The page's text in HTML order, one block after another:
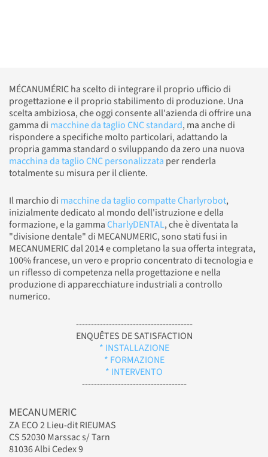
MÉCANUMÉRIC ha scelto di integrare il proprio ufficio di
progettazione e il proprio stabilimento di produzione. Una
scelta ambiziosa, che oggi consente all'azienda di offrire una
gamma di macchine da taglio CNC standard, ma anche di
rispondere a specifiche molto particolari, adattando la
propria gamma standard o sviluppando da zero una nuova
macchina da taglio CNC personalizzata per renderla
totalmente su misura per il cliente.
Il marchio di macchine da taglio compatte Charlyrobot,
inizialmente dedicato al mondo dell'istruzione e della
formazione, e la gammaCharlyDENTAL, che è diventata la
"divisione dentale" di MECANUMERIC, sono stati fusi in
MECANUMERIC dal 2014 e completano la sua offerta integrata,
100% francese, un vero e proprio concentrato di tecnologia e
un riflesso di competenza nella progettazione e nella
produzione di apparecchiature industriali a controllo
numerico.
---------------------------------------
ENQUÊTES DE SATISFACTION
* INSTALLAZIONE
* FORMAZIONE
* INTERVENTO
-----------------------------------
MECANUMERIC
ZA ECO 2 Lieu-dit RIEUMAS
CS 52030 Marssac s/ Tarn
81036 Albi Cedex 9